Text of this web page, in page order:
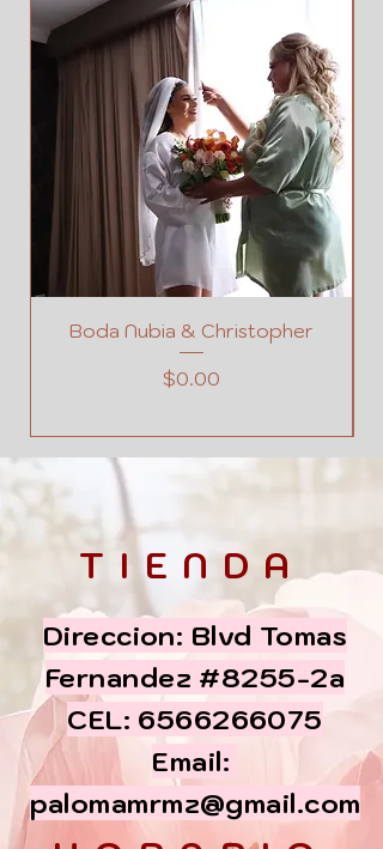
REFERENCIAS
SI ES EN TRABAJO EN
QUE AREA O # DE EXT
FECHA Y HORARIO (CON
MARGEN DE TIEMPO PARA
LA ENTREGA)
MENSAJE O DEDICATORIA
Boda Nubia & Christopher
Precio
$0.00
TIENDA
Direccion: Blvd Tomas
Fernandez #8255-2a
CEL: 6566266075
Email:
palomamrmz@gmail.com